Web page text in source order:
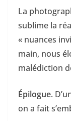
La
sublime la
« nuances
main, nous
malédiction
Épilogue.
on a fait